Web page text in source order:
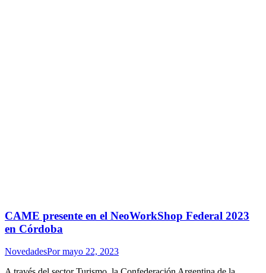
CAME presente en el NeoWorkShop Federal 2023
en Córdoba
NovedadesPormayo 22, 2023